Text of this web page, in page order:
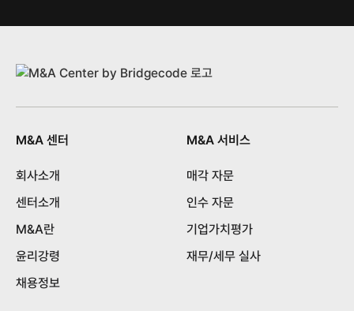
M&A 센터
회사소개
센터소개
M&A란
윤리강령
채용정보
M&A 서비스
매각 자문
인수 자문
기업가치평가
재무/세무 실사